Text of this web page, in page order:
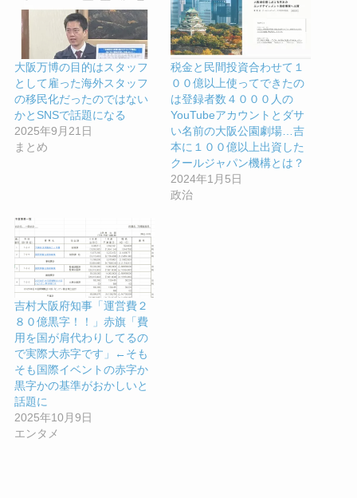
大阪万博の目的はスタッフ
として雇った海外スタッフ
の移民化だったのではない
かとSNSで話題になる
2025年9月21日
まとめ
税金と民間投資合わせて１
００億以上使ってできたの
は登録者数４０００人の
YouTubeアカウントとダサ
い名前の大阪公園劇場…吉
本に１００億以上出資した
クールジャパン機構とは？
2024年1月5日
政治
吉村大阪府知事「運営費２
８０億黒字！！」赤旗「費
用を国が肩代わりしてるの
で実際大赤字です」←そも
そも国際イベントの赤字か
黒字かの基準がおかしいと
話題に
2025年10月9日
エンタメ